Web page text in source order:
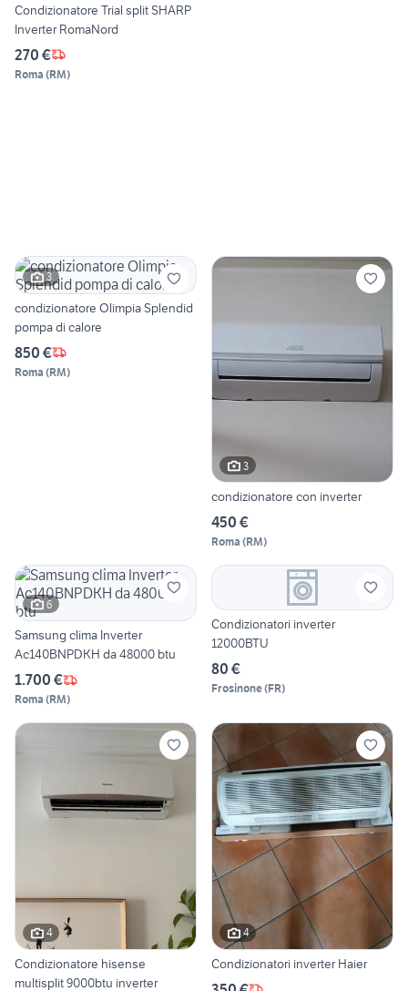
Condizionatore Trial split SHARP
Inverter RomaNord
270 €
Roma (RM)
3
condizionatore Olimpia Splendid
pompa di calore
850 €
Roma (RM)
3
condizionatore con inverter
450 €
Roma (RM)
6
Samsung clima Inverter
Ac140BNPDKH da 48000 btu
1.700 €
Roma (RM)
Condizionatori inverter
12000BTU
80 €
Frosinone(FR)
4
Condizionatore hisense
multisplit 9000btu inverter
4
Condizionatori inverter Haier